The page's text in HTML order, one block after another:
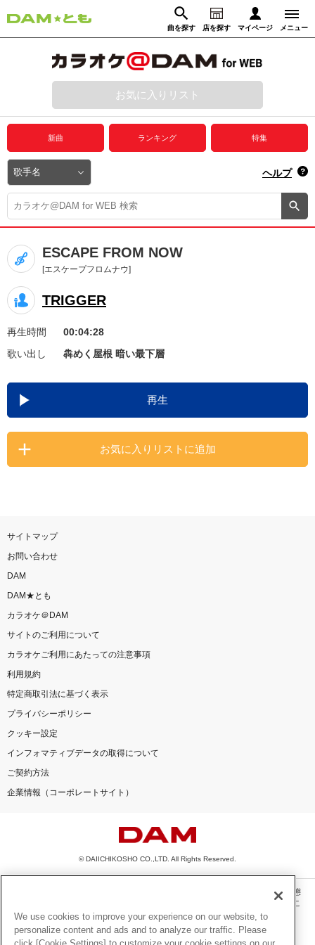
曲を探す 店を探す マイページ メニュー
動画からさがす 録音からさがす
ログイン
プレミアムサービス
DAM★とも動画
DAM★とも録音
カラオケ＠DAM
ユーザー検索
キャンペーン
お知らせ よくあるご質問
DAMの新曲・ランキングなど
カラオケ最新情報をチェック！
お気に入りリスト
新曲 ランキング 特集
ヘルプ
ESCAPE FROM NOW
[エスケープフロムナウ]
TRIGGER
再生時間
00:04:28
歌い出し
犇めく屋根 暗い最下層
再生
お気に入りリストに追加
サイトマップ
お問い合わせ
DAM
DAM★とも
カラオケ＠DAM
サイトのご利用について
カラオケご利用にあたっての注意事項
利用規約
特定商取引法に基づく表示
プライバシーポリシー
クッキー設定
インフォマティブデータの取得について
ご契約方法
企業情報（コーポレートサイト）
© DAIICHIKOSHO CO.,LTD. All Rights Reserved.
このサイトに掲載されている一切の文章・画像・写真・動画・音声等を、手段や形態
を問わず、著作権法の定める範囲を超えて無断で複製、転載、ファイル化などするこ
とを禁じます。
楽曲及びコンテンツは、機種によりご利用いただけない場合があります。
We use cookies to improve your experience on our website, to
personalize content and ads and to analyze our traffic. Please